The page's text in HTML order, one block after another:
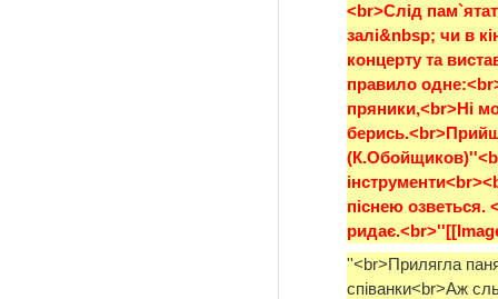
<br>Слід
залі&nbsp; чи в
концерту та
правило
пряники,<br>Ні
піснею озветься.
''<br>Прилягла
співанки<br>Аж